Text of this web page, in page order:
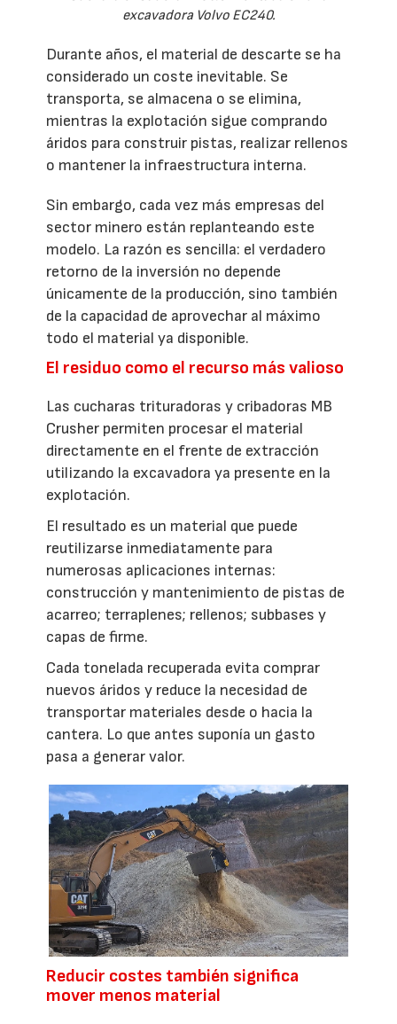
excavadora Volvo EC240.
Durante años, el material de descarte se ha
considerado un coste inevitable. Se
transporta, se almacena o se elimina,
mientras la explotación sigue comprando
áridos para construir pistas, realizar rellenos
o mantener la infraestructura interna.
Sin embargo, cada vez más empresas del
sector minero están replanteando este
modelo. La razón es sencilla: el verdadero
retorno de la inversión no depende
únicamente de la producción, sino también
de la capacidad de aprovechar al máximo
todo el material ya disponible.
El residuo como el recurso más valioso
Las cucharas trituradoras y cribadoras MB
Crusher permiten procesar el material
directamente en el frente de extracción
utilizando la excavadora ya presente en la
explotación.
El resultado es un material que puede
reutilizarse inmediatamente para
numerosas aplicaciones internas:
construcción y mantenimiento de pistas de
acarreo; terraplenes; rellenos; subbases y
capas de firme.
Cada tonelada recuperada evita comprar
nuevos áridos y reduce la necesidad de
transportar materiales desde o hacia la
cantera. Lo que antes suponía un gasto
pasa a generar valor.
Reducir costes también significa
mover menos material